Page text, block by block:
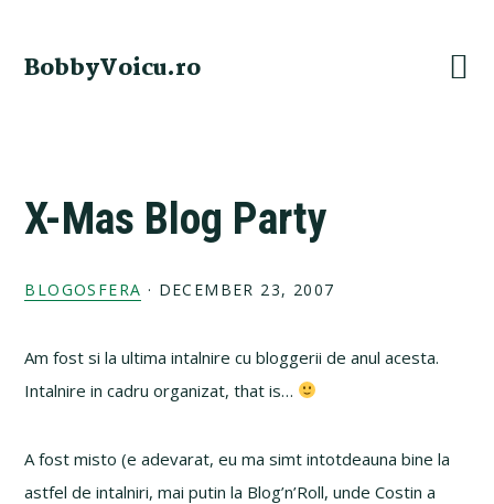
primary
main
primary
footer
BobbyVoicu.ro
X-Mas Blog Party
BLOGOSFERA · DECEMBER 23, 2007
Am fost si la ultima intalnire cu bloggerii de anul acesta.
Intalnire in cadru organizat, that is…
A fost misto (e adevarat, eu ma simt intotdeauna bine la
astfel de intalniri, mai putin la Blog’n’Roll, unde Costin a